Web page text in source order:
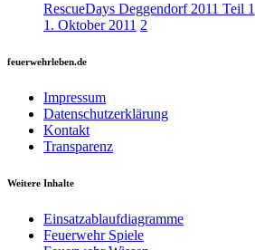
RescueDays Deggendorf 2011 Teil 1
1. Oktober 2011 2
feuerwehrleben.de
Impressum
Datenschutzerklärung
Kontakt
Transparenz
Weitere Inhalte
Einsatzablaufdiagramme
Feuerwehr Spiele